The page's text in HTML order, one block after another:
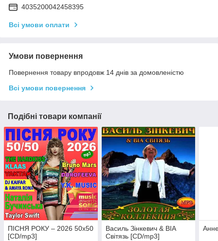
4035200042458395
Всі умови оплати
Умови повернення
Повернення товару впродовж 14 днів за домовленістю
Всі умови повернення
Подібні товари компанії
ПІСНЯ РОКУ – 2026 50х50
[CD/mp3]
Василь Зінкевич & ВІА
Світязь [CD/mp3]